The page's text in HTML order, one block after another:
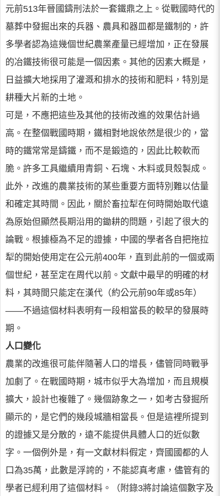
元前513年晉國鑄刑法於一套鐵鼎之上。從戰國時代的
墓葬中發掘出來的兵器、農具和器皿都是鐵制的，許
多學者認為這幾個世紀農業產量已經增加，正在發展
的冶鐵技術很可能是一個因素。其他的因素大概是，
日益擴大地採用了灌溉和排水的技術和肥料，特別是
耕種大片新的土地。
可是，不應把這些及其他的技術改進的效果估計過
高。在整個戰國時期，鐵相對地說依然是很少的，當
時的鐵常常是鑄鐵，而不是鍛造的，因此比較軟而
脆。許多工具繼續用青銅、石塊、木料或貝殼製成。
此外，改進的農業技術的某些重要方面特別難以估量
和確定其時間。因此，關於畜拉犁在何時開始取代遠
為原始但顯然長期沿用的鋤耕的問題，引起了很大的
論戰。根據極為不足的證據，中國的學者各自把拖拉
犁的開始使用定在公元前400年，直到此前的一個或兩
個世紀，甚至定在周代以前。文獻中最早的明確的材
料，其時間只能定在漢代（約公元前90年或85年）
——不過這個材料表明有一段相當長的較早的發展時
期。
人口變化
農業的改進很可能伴隨著人口的增長，儘管同時戰爭
加劇了。在戰國時期，城市似乎大為增加，而且規模
擴大，設計也複雜了。幾個跡象之一，如考古發掘所
顯示的，是它們的幾段城牆相當長。但是這裡所提到
的證據又是分散的，遠不能提供具體人口的近似數
字。一個例外是，有一文獻材料假定，齊國國都的人
口為35萬，此數是浮誇的，不能認真考慮，儘管有的
學者已經利用了這個材料。（附錄3將討論這個數字及